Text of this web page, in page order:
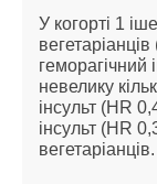
У когорті 1
геморагічний
невелику
інсульт (HR
інсульт (HR
вегетаріанців.